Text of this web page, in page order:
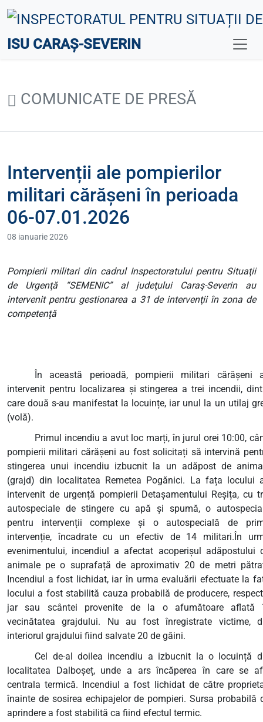
ISU CARAȘ-SEVERIN
COMUNICATE DE PRESĂ
Intervenții ale pompierilor
militari cărășeni în perioada
06-07.01.2026
08 ianuarie 2026
Pompierii militari din cadrul Inspectoratului pentru Situaţii
de Urgenţă “SEMENIC” al judeţului Caraş-Severin au
intervenit pentru gestionarea a 31 de intervenţii în zona de
competență
În această perioadă, pompierii militari cărășeni
intervenit pentru localizarea și stingerea a trei incendii,
care două s-au manifestat la locuințe, iar unul la un utilaj
(volă).
Primul incendiu a avut loc marți, în jurul orei 10:00,
pompierii militari cărășeni au fost solicitați să intervină
stingerea unui incendiu izbucnit la un adăpost de
(grajd) din localitatea Remetea Pogănici. La fața locului
intervenit de urgență pompierii Detașamentului Reșița, cu
autospeciale de stingere cu apă și spumă, o
pentru intervenții complexe și o autospecială de
intervenție, încadrate cu un efectiv de 14 militari.În
evenimentului, incendiul a afectat acoperișul adăpostului
animale pe o suprafață de aproximativ 20 de metri
Incendiul a fost lichidat, iar în urma evaluării efectuate la
locului a fost stabilită cauza probabilă de producere,
jar sau scântei provenite de la o afumătoare aflată
vecinătatea grajdului. Nu au fost înregistrate victime,
interiorul grajdului fiind salvate 20 de găini.
Cel de-al doilea incendiu a izbucnit la o locuință
localitatea Dalboșeț, unde a ars încăperea în care se
centrala termică. Incendiul a fost lichidat de către
înainte de sosirea echipajelor de pompieri. Sursa probabilă
aprindere a fost stabilită ca fiind efectul termic.